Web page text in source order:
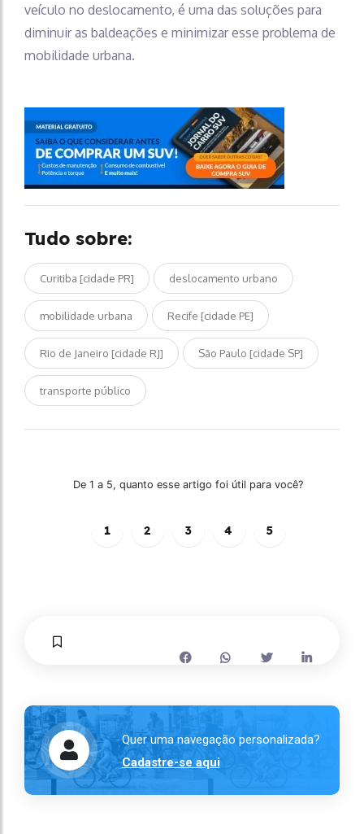
veículo no deslocamento, é uma das soluções para
diminuir as baldeações e minimizar esse problema de
mobilidade urbana.
Tudo sobre:
Curitiba [cidade PR] deslocamento urbano
mobilidade urbana Recife [cidade PE]
Rio de Janeiro [cidade RJ] São Paulo [cidade SP]
transporte público
De 1 a 5, quanto esse artigo foi útil para você?
1 2 3 4 5
Quer uma navegação personalizada?
Cadastre-se aqui